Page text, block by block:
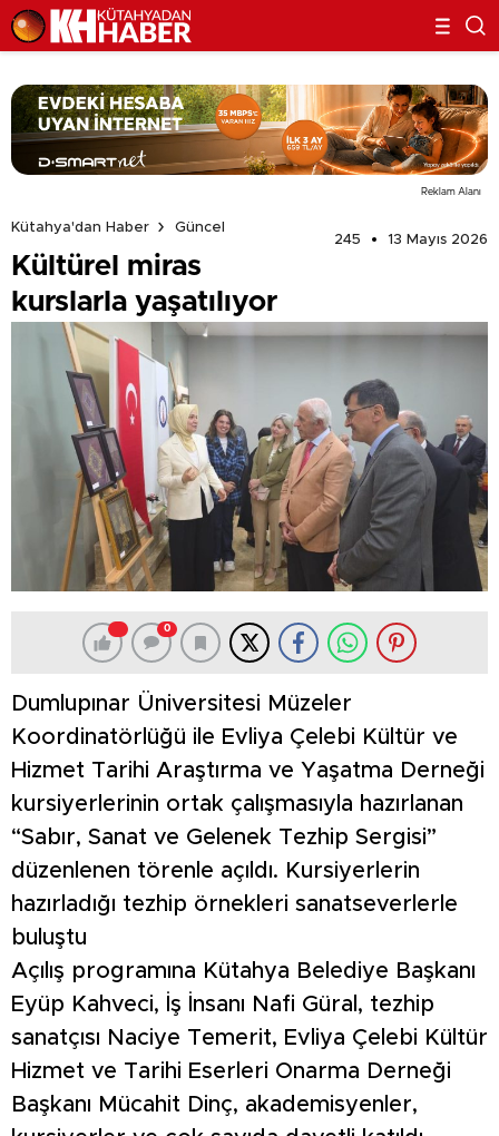
Reklam Alanı
Kütahya'dan Haber
Güncel
245
13 Mayıs 2026
Kültürel miras
kurslarla yaşatılıyor
0
Dumlupınar Üniversitesi Müzeler
Koordinatörlüğü ile Evliya Çelebi Kültür ve
Hizmet Tarihi Araştırma ve Yaşatma Derneği
kursiyerlerinin ortak çalışmasıyla hazırlanan
“Sabır, Sanat ve Gelenek Tezhip Sergisi”
düzenlenen törenle açıldı. Kursiyerlerin
hazırladığı tezhip örnekleri sanatseverlerle
buluştu
Açılış programına Kütahya Belediye Başkanı
Eyüp Kahveci, İş İnsanı Nafi Güral, tezhip
sanatçısı Naciye Temerit, Evliya Çelebi Kültür
Hizmet ve Tarihi Eserleri Onarma Derneği
Başkanı Mücahit Dinç, akademisyenler,